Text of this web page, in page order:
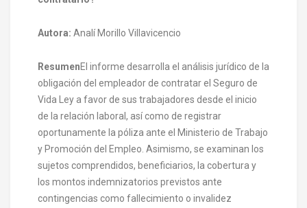
Autora: Analí Morillo Villavicencio
ResumenEl informe desarrolla el análisis jurídico de la
obligación del empleador de contratar el Seguro de
Vida Ley a favor de sus trabajadores desde el inicio
de la relación laboral, así como de registrar
oportunamente la póliza ante el Ministerio de Trabajo
y Promoción del Empleo. Asimismo, se examinan los
sujetos comprendidos, beneficiarios, la cobertura y
los montos indemnizatorios previstos ante
contingencias como fallecimiento o invalidez